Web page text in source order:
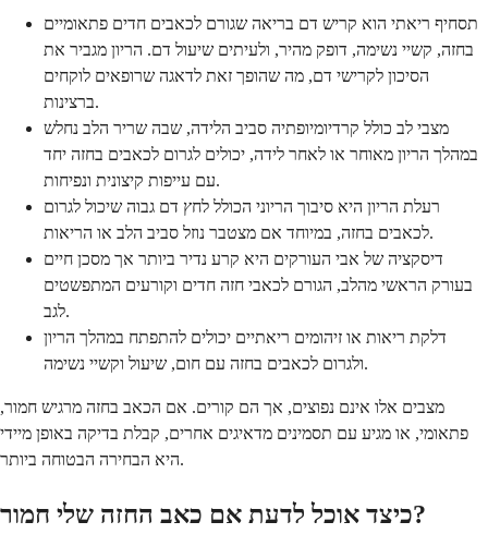
תסחיף ריאתי הוא קריש דם בריאה שגורם לכאבים חדים פתאומיים
בחזה, קשיי נשימה, דופק מהיר, ולעיתים שיעול דם. הריון מגביר את
הסיכון לקרישי דם, מה שהופך זאת לדאגה שרופאים לוקחים
ברצינות.
מצבי לב כולל קרדיומיופתיה סביב הלידה, שבה שריר הלב נחלש
במהלך הריון מאוחר או לאחר לידה, יכולים לגרום לכאבים בחזה יחד
עם עייפות קיצונית ונפיחות.
רעלת הריון היא סיבוך הריוני הכולל לחץ דם גבוה שיכול לגרום
לכאבים בחזה, במיוחד אם מצטבר נוזל סביב הלב או הריאות.
דיסקציה של אבי העורקים היא קרע נדיר ביותר אך מסכן חיים
בעורק הראשי מהלב, הגורם לכאבי חזה חדים וקורעים המתפשטים
לגב.
דלקת ריאות או זיהומים ריאתיים יכולים להתפתח במהלך הריון
ולגרום לכאבים בחזה עם חום, שיעול וקשיי נשימה.
מצבים אלו אינם נפוצים, אך הם קורים. אם הכאב בחזה מרגיש חמור,
פתאומי, או מגיע עם תסמינים מדאיגים אחרים, קבלת בדיקה באופן מיידי
היא הבחירה הבטוחה ביותר.
כיצד אוכל לדעת אם כאב החזה שלי חמור?